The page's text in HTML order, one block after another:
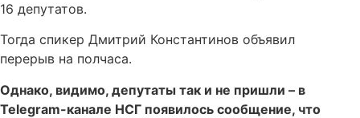
16 депутатов.
Тогда спикер Дмитрий Константинов объявил
перерыв на полчаса.
Однако, видимо, депутаты так и не пришли – в
Telegram-канале НСГ появилось сообщение, что